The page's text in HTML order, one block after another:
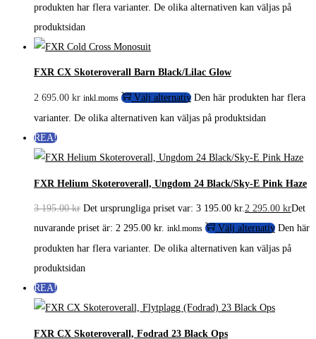
produkten har flera varianter. De olika alternativen kan väljas på
produktsidan
FXR CX Skoteroverall Barn Black/Lilac Glow
2 695.00 kr inkl.moms Välj alternativ Den här produkten har flera
varianter. De olika alternativen kan väljas på produktsidan
REA!
FXR Helium Skoteroverall, Ungdom 24 Black/Sky-E Pink Haze
3 195.00kr Det ursprungliga priset var: 3 195.00 kr.2 295.00 krDet
nuvarande priset är: 2 295.00 kr. inkl.moms Välj alternativ Den här
produkten har flera varianter. De olika alternativen kan väljas på
produktsidan
REA!
FXR CX Skoteroverall, Fodrad 23 Black Ops